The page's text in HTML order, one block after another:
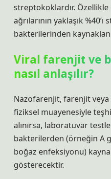
streptokoklardır.
ağrılarının yaklaşık
bakterilerinden
Viral farenjit ve
nasıl anlaşılır?
Nazofarenjit, farenjit veya
fiziksel muayenesiyle
alınırsa, laboratuvar
bakterilerden (örneğin A
boğaz enfeksiyonu)
gösterecektir.